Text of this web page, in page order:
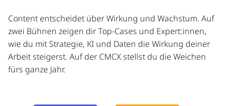
Content entscheidet über Wirkung und Wachstum. Auf
zwei Bühnen zeigen dir Top-Cases und Expert:innen,
wie du mit Strategie, KI und Daten die Wirkung deiner
Arbeit steigerst. Auf der CMCX stellst du die Weichen
fürs ganze Jahr.